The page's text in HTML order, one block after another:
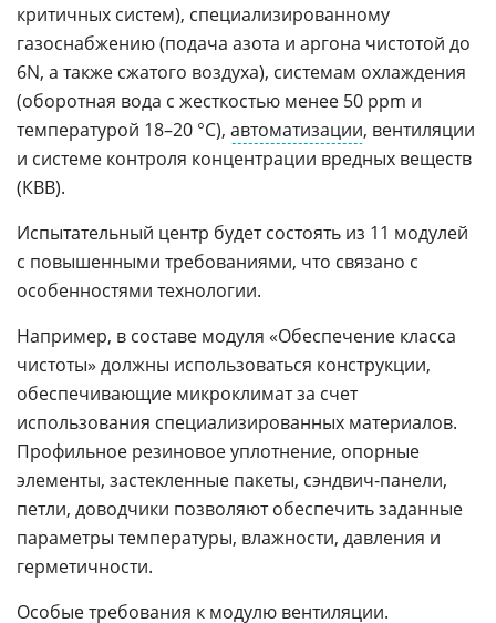
критичных систем), специализированному
газоснабжению (подача азота и аргона чистотой до
6N, а также сжатого воздуха), системам охлаждения
(оборотная вода с жесткостью менее 50 ppm и
температурой 18–20 °C), автоматизации, вентиляции
и системе контроля концентрации вредных веществ
(КВВ).
Испытательный центр будет состоять из 11 модулей
с повышенными требованиями, что связано с
особенностями технологии.
Например, в составе модуля «Обеспечение класса
чистоты» должны использоваться конструкции,
обеспечивающие микроклимат за счет
использования специализированных материалов.
Профильное резиновое уплотнение, опорные
элементы, застекленные пакеты, сэндвич-панели,
петли, доводчики позволяют обеспечить заданные
параметры температуры, влажности, давления и
герметичности.
Особые требования к модулю вентиляции.